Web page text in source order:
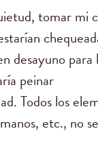
tomar mi
desayuno para
peinar
Todos los
etc., no